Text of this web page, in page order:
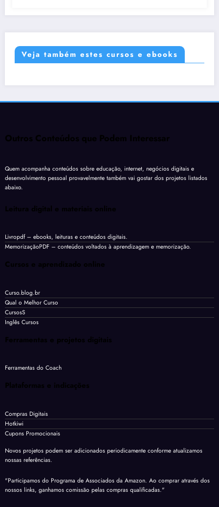
Veja também estes cursos e ebooks
Outros Conteúdos que Podem Interessar
Quem acompanha conteúdos sobre educação, internet, negócios digitais e
desenvolvimento pessoal provavelmente também vai gostar dos projetos listados
abaixo.
Leitura digital e materiais online
Livropdf– ebooks, leituras e conteúdos digitais.
MemorizaçãoPDF – conteúdos voltados à aprendizagem e memorização.
Cursos e aprendizado online
Curso.blog.br
Qual o Melhor Curso
CursosS
Inglês Cursos
Ferramentas e projetos digitais
Ferramentas do Coach
Plataformas e indicações
Compras Digitais
Hotkiwi
Cupons Promocionais
Novos projetos podem ser adicionados periodicamente conforme atualizamos
nossas referências.
"Participamos do Programa de Associados da Amazon. Ao comprar através dos
nossos links, ganhamos comissão pelas compras qualificadas."